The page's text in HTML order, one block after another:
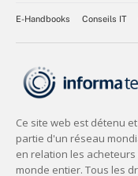
E-Handbooks Conseils IT